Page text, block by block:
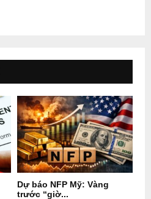
Dự báo NFP Mỹ: Vàng
trước “giờ...